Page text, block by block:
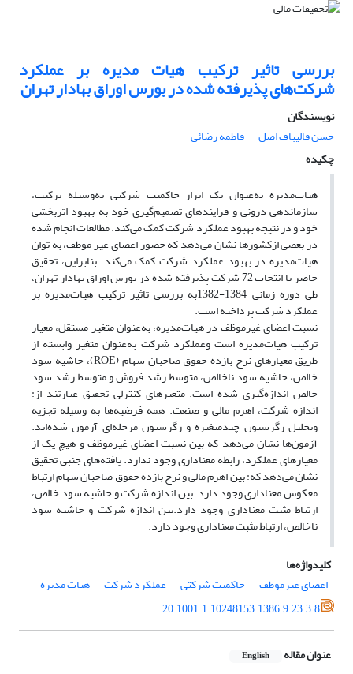
بررسی تاثیر ترکیب هیات مدیره بر عملکرد
شرکت‌های پذیرفته شده در بورس اوراق بهادار تهران
نویسندگان
حسن قالیباف اصل
فاطمه رضائی
چکیده
هیات‌مدیره به‌عنوان یک ابزار حاکمیت شرکتی به‌وسیله ترکیب،
سازماندهی درونی و فرایندهای تصمیم‌گیری خود به بهبود اثربخشی
خود و در نتیجه بهبود عملکرد شرکت کمک می‌کند. مطالعات انجام شده
در بعضی ازکشورها نشان می‌دهد که حضور اعضای غیر موظف، به توان
هیات‌مدیره در بهبود عملکرد شرکت کمک می‌کند. بنابراین، تحقیق
حاضر با انتخاب 72 شرکت پذیرفته شده در بورس اوراق بهادار تهران،
طی دوره زمانی 1384-1382به بررسی تاثیر ترکیب هیات‌مدیره بر
عملکرد شرکت پرداخته است.
نسبت اعضای غیرموظف در هیات‌مدیره، به‌عنوان متغیر مستقل، معیار
ترکیب هیات‌مدیره است وعملکرد شرکت به‌عنوان متغیر وابسته از
طریق معیارهای نرخ بازده حقوق صاحبان سهام (ROE)، حاشیه سود
خالص، حاشیه سود ناخالص، متوسط رشد فروش و متوسط رشد سود
خالص اندازه‌گیری شده است. متغیرهای کنترلی تحقیق عبارتند از:
اندازه شرکت، اهرم مالی و صنعت. همه فرضیه‌ها به وسیله تجزیه
وتحلیل رگرسیون چندمتغیره و رگرسیون مرحله‌ای آزمون شده‌اند.
آزمون‌ها نشان می‌دهد که بین نسبت اعضای غیرموظف و هیچ یک از
معیارهای عملکرد، رابطه معناداری وجود ندارد. یافته‌های جنبی تحقیق
نشان می‌دهد که: بین اهرم مالی و نرخ بازده حقوق صاحبان سهام ارتباط
معکوس معناداری وجود دارد. بین اندازه شرکت و حاشیه سود خالص،
ارتباط مثبت معناداری وجود دارد.بین اندازه شرکت و حاشیه سود
ناخالص، ارتباط مثبت معناداری وجود دارد.
کلیدواژه‌ها
اعضای غیرموظف
حاکمیت شرکتی عملکرد شرکت
هیات مدیره
20.1001.1.10248153.1386.9.23.3.8
عنوان مقاله English